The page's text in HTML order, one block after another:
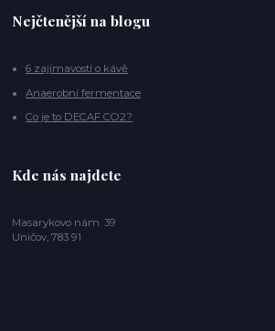
Nejčtenější na blogu
6 zajímavostí o kávě
Anaerobní fermentace
Co je to DECAF CO2?
Kde nás najdete
Masarykovo nám. 39
Uničov, 783 91